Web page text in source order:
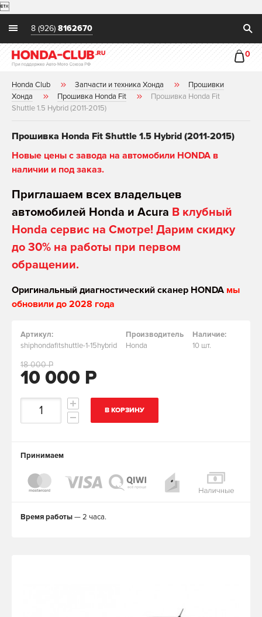

8 (926) 8162670
0
Honda Club Запчасти и техника Хонда
Прошивки
Хонда
Прошивка Honda Fit
Прошивка Honda Fit
Shuttle 1.5 Hybrid (2011-2015)
Прошивка Honda Fit Shuttle 1.5 Hybrid (2011-2015)
Новые цены с завода на автомобили HONDA в
наличии и под заказ.
Приглашаем всех владельцев
автомобилей Honda и Acura В клубный
Honda сервис на Смотре! Дарим скидку
до 30% на работы при первом
обращении.
Оригинальный диагностический сканер HONDA мы
обновили до 2028 года
Артикул:
shiphondafitshuttle-1-15hybrid
Производитель
Honda
Наличие:
10 шт.
10 000 Р
18 000 Р
В КОРЗИНУ
Принимаем
Время работы— 2 часа.